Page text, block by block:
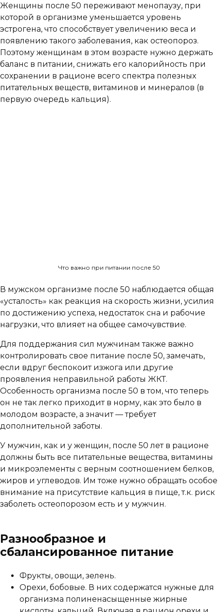
Женщины после 50 переживают менопаузу, при
которой в организме уменьшается уровень
эстрогена, что способствует увеличению веса и
появлению такого заболевания, как остеопороз.
Поэтому женщинам в этом возрасте нужно держать
баланс в питании, снижать его калорийность при
сохранении в рационе всего спектра полезных
питательных веществ, витаминов и минералов (в
первую очередь кальция).
Что важно при питании после 50
В мужском организме после 50 наблюдается общая
«усталость» как реакция на скорость жизни, усилия
по достижению успеха, недостаток сна и рабочие
нагрузки, что влияет на общее самочувствие.
Для поддержания сил мужчинам также важно
контролировать свое питание после 50, замечать,
если вдруг беспокоит изжога или другие
проявления неправильной работы ЖКТ.
Особенность организма после 50 в том, что теперь
он не так легко приходит в норму, как это было в
молодом возрасте, а значит — требует
дополнительной заботы.
У мужчин, как и у женщин, после 50 лет в рационе
должны быть все питательные вещества, витамины
и микроэлементы с верным соотношением белков,
жиров и углеводов. Им тоже нужно обращать особое
внимание на присутствие кальция в пище, т.к. риск
заболеть остеопорозом есть и у мужчин.
Разнообразное и
сбалансированное питание
Фрукты, овощи, зелень.
Орехи, бобовые. В них содержатся нужные для
организма полиненасыщенные жирные